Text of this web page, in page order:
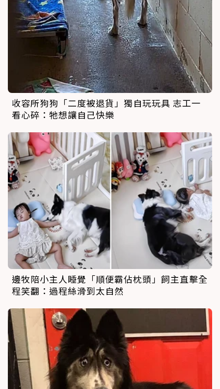
收容所狗狗「二度被退貨」獨自玩玩具 志工一
看心碎：牠想讓自己快樂
邊牧陪小主人睡覺「順便霸佔枕頭」飼主直擊全
程笑翻：過程絲滑到太自然